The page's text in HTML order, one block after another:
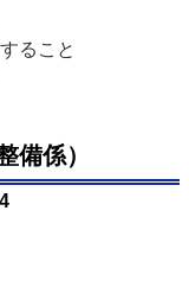
ること
備係）